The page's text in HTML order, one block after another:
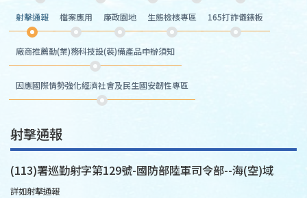
射擊通報 檔案應用 廉政園地 生態檢核專區 165打詐儀錶板
廠商推薦勤(業)務科技設(裝)備產品申辦須知
因應國際情勢強化經濟社會及民生國安韌性專區
射擊通報
(113)署巡勤射字第129號-國防部陸軍司令部--海(空)域
詳如射擊通報